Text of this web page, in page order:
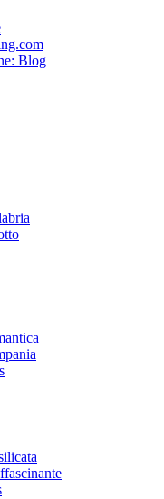
Blog